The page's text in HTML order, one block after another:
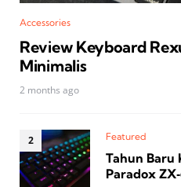
Accessories
Review Keyboard
Minimalis
2 months ago
Featured
Tahun Baru
Paradox